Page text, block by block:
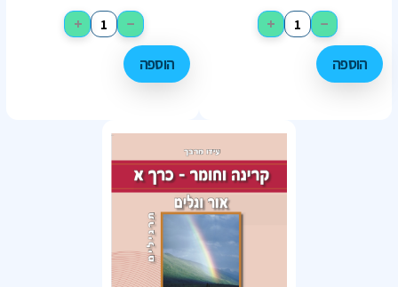
−
+
הוספה
−
+
הוספה